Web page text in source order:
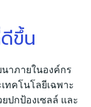
ขึ้น
าภายในองค์กร
ทคโนโลยีเฉพาะ
ปกป้องเซลล์ และ